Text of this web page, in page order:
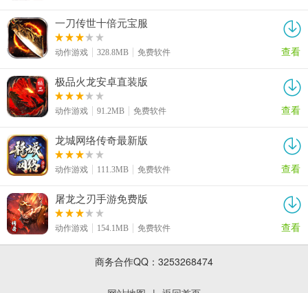
一刀传世十倍元宝服
动作游戏 328.8MB 免费软件 查看
极品火龙安卓直装版
动作游戏 91.2MB 免费软件 查看
龙城网络传奇最新版
动作游戏 111.3MB 免费软件 查看
屠龙之刃手游免费版
动作游戏 154.1MB 免费软件 查看
商务合作QQ：3253268474